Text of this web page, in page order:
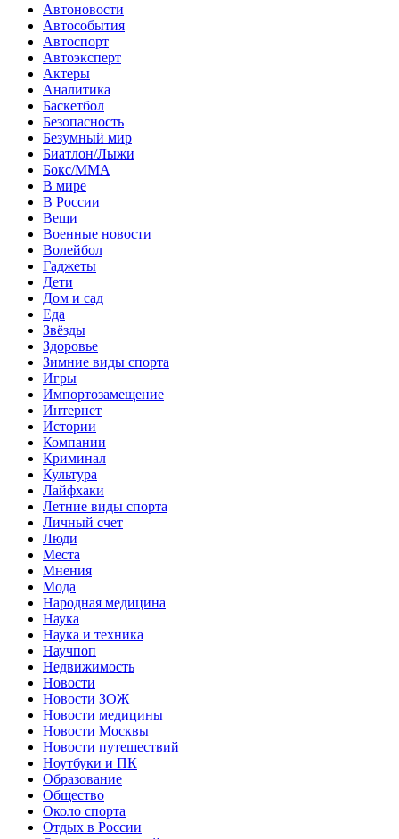
Автоновости
Автособытия
Автоспорт
Автоэксперт
Актеры
Аналитика
Баскетбол
Безопасность
Безумный мир
Биатлон/Лыжи
Бокс/MMA
В мире
В России
Вещи
Военные новости
Волейбол
Гаджеты
Дети
Дом и сад
Еда
Звёзды
Здоровье
Зимние виды спорта
Игры
Импортозамещение
Интернет
Истории
Компании
Криминал
Культура
Лайфхаки
Летние виды спорта
Личный счет
Люди
Места
Мнения
Мода
Народная медицина
Наука
Наука и техника
Научпоп
Недвижимость
Новости
Новости ЗОЖ
Новости медицины
Новости Москвы
Новости путешествий
Ноутбуки и ПК
Образование
Общество
Около спорта
Отдых в России